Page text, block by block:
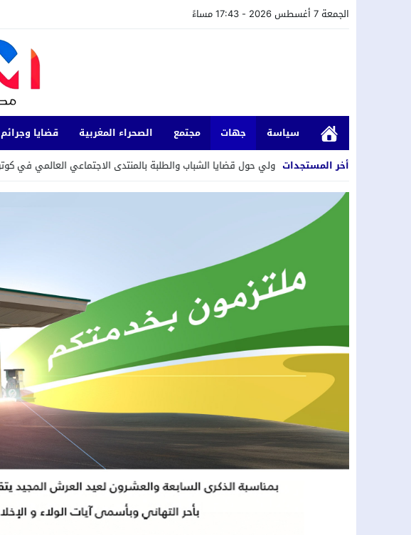
الجمعة 7 أغسطس 2026 - 17:43 مساءً
سياسة جهات مجتمع الصحراء المغربية قضايا وجرائم
أخر المستجدات
لقاء دولي حول قضايا الشباب والطلبة بالمنتدى الاجتماعي العالمي في كوتونو ببصمة مغربية